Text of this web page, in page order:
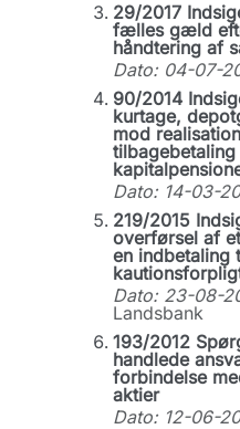
29/2017
fælles gæld
håndtering af
Dato: 04-07-
90/2014
kurtage,
mod
Dato: 14-03-
219/2015
overførsel af
en indbetaling
Dato: 23-08-
Landsbank
193/2012
handlede
forbindelse
aktier
Dato: 12-06-